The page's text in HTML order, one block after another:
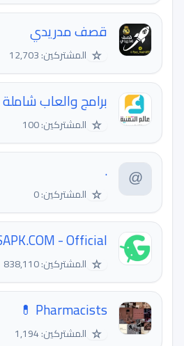
قصف مدريدي
☆ المشتركين: 12,703
برامج والعاب شاملة
☆ المشتركين: 100
.
☆ المشتركين: 0
- Official
☆ المشتركين: 838,110
Pharmacists 💊
☆ المشتركين: 1,194